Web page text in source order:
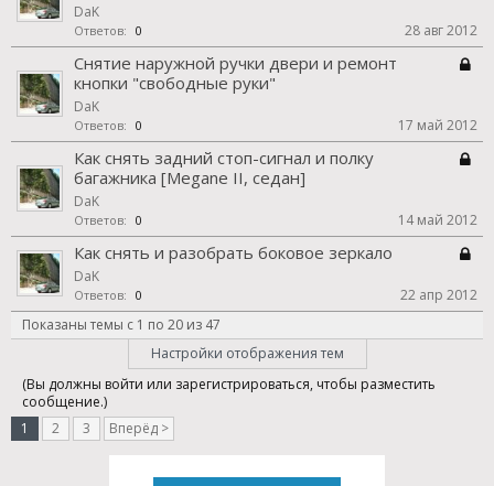
DaK
Ответов: 0 28 авг 2012
Снятие наружной ручки двери и ремонт
кнопки "свободные руки"
DaK
Ответов: 0 17 май 2012
Как снять задний стоп-сигнал и полку
багажника [Megane II, седан]
DaK
Ответов: 0 14 май 2012
Как снять и разобрать боковое зеркало
DaK
Ответов: 0
22 апр 2012
Показаны темы с 1 по 20 из 47
Настройки отображения тем
(Вы должны войти или зарегистрироваться, чтобы разместить
сообщение.)
1
2 3 Вперёд >